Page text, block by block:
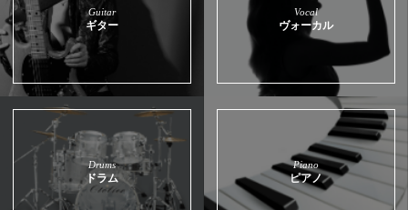
Guitar
ギター
Vocal
ヴォーカル
Drums
ドラム
Piano
ピアノ